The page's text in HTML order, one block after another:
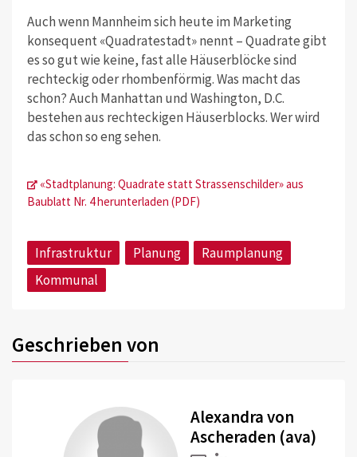
Auch wenn Mannheim sich heute im Marketing
konsequent «Quadratestadt» nennt – Quadrate gibt
es so gut wie keine, fast alle Häuserblöcke sind
rechteckig oder rhombenförmig. Was macht das
schon? Auch Manhattan und Washington, D.C.
bestehen aus rechteckigen Häuserblocks. Wer wird
das schon so eng sehen.
«Stadtplanung: Quadrate statt Strassenschilder» aus
Baublatt Nr. 4 herunterladen (PDF)
Infrastruktur Planung
Raumplanung
Kommunal
Geschrieben von
Alexandra von
Ascheraden (ava)